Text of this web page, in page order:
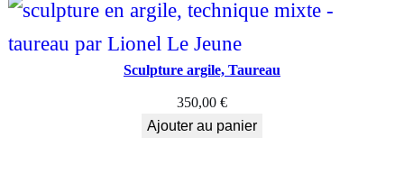
Sculpture argile, Taureau
350,00 €
Ajouter au panier